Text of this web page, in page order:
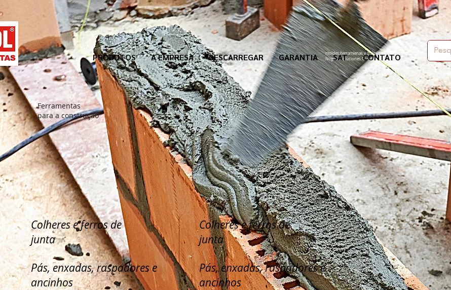
moldes,herramienas y químicos para la construcción
Nogosa Soluciones Constructivas
PRODUTOS A EMPRESA DESCARREGAR GARANTIA SAT CONTATO
Ferramentas
para a construção
Colheres e ferros de
junta
Colheres e ferros de
junta
Pás, enxadas, raspadores e
ancinhos
Pás, enxadas, raspadores e
ancinhos